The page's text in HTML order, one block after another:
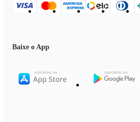
Baixe o App